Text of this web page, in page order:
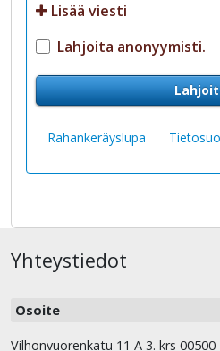
Lisää viesti
Lahjoita anonyymisti.
Rahankeräyslupa
Yhteystiedot
Osoite
Vilhonvuorenkatu 11 A 3. krs 00500